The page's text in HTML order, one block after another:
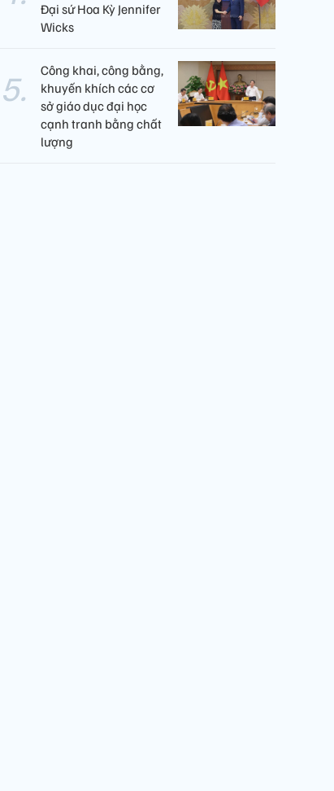
Đại sứ Hoa Kỳ Jennifer
Wicks
Công khai, công bằng,
khuyến khích các cơ
sở giáo dục đại học
cạnh tranh bằng chất
lượng​